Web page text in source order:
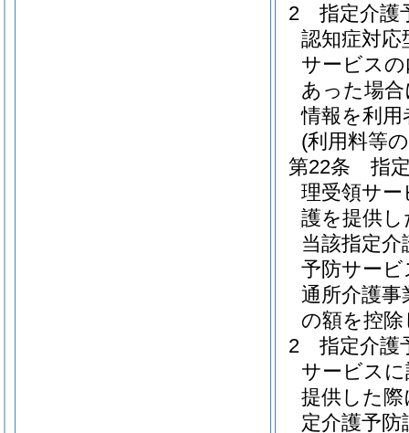
2
指定介護
認知症対
サービス
あった場
情報を利
(利用料等
第22条
指
理受領サー
護を提供
当該指定
予防サービ
通所介護
の額を控
2
指定介護
サービス
提供した
定介護予